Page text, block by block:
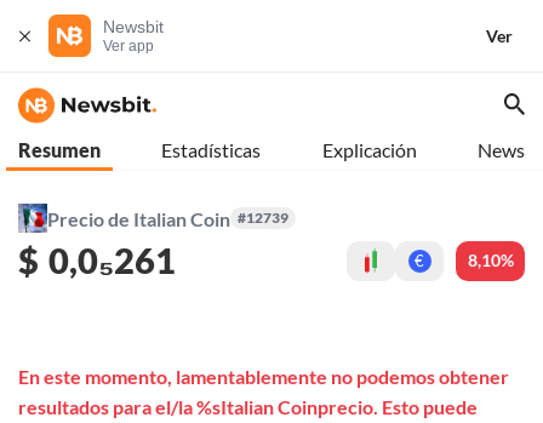
Newsbit
Ver app
Ver
Resumen Estadísticas Explicación News
Precio de Italian Coin #12739
$ 0,0₅261 € 8,10%
En este momento, lamentablemente no podemos obtener
resultados para el/la %sItalian Coinprecio. Esto puede